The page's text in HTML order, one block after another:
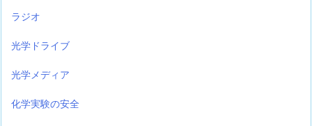
ラジオ
光学ドライブ
光学メディア
化学実験の安全